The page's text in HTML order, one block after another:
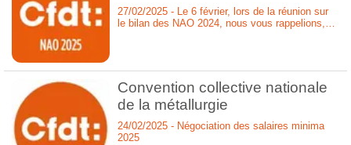
27/02/2025 - Le 6 février, lors de la réunion sur
le bilan des NAO 2024, nous vous rappelions,
Convention collective nationale
de la métallurgie
24/02/2025 - Négociation des salaires minima
2025